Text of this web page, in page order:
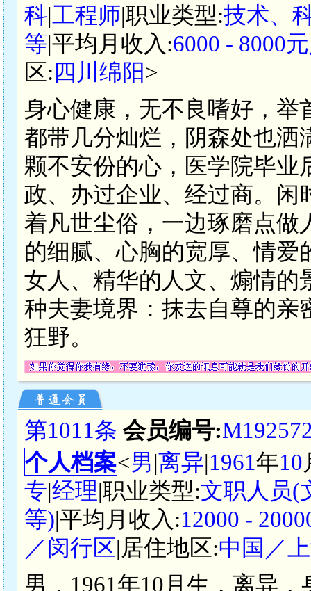
科|工程师|职业类型:技术、
等|平均月收入:6000 - 8000
区: 四川绵阳>
身心健康，无不良嗜好，举
都带几分灿烂，阴森处也洒
颗不安份的心，医学院毕业
政、办过企业、经过商。闲
着凡世尘俗，一边琢磨点做
的细腻、心胸的宽厚、情
女人、精华的人文、煽情的
种夫妻境界：抹去自尊的亲
狂野。
第1011条 会员编号:
个人档案<男|离异|1961年10
专|经理|职业类型:文职人员(
等)|平均月收入:12000 -
／闵行区|居住地区:中国／
男，1961年10月生，离异